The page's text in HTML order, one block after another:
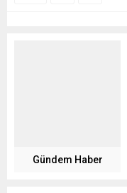
Gündem Haber